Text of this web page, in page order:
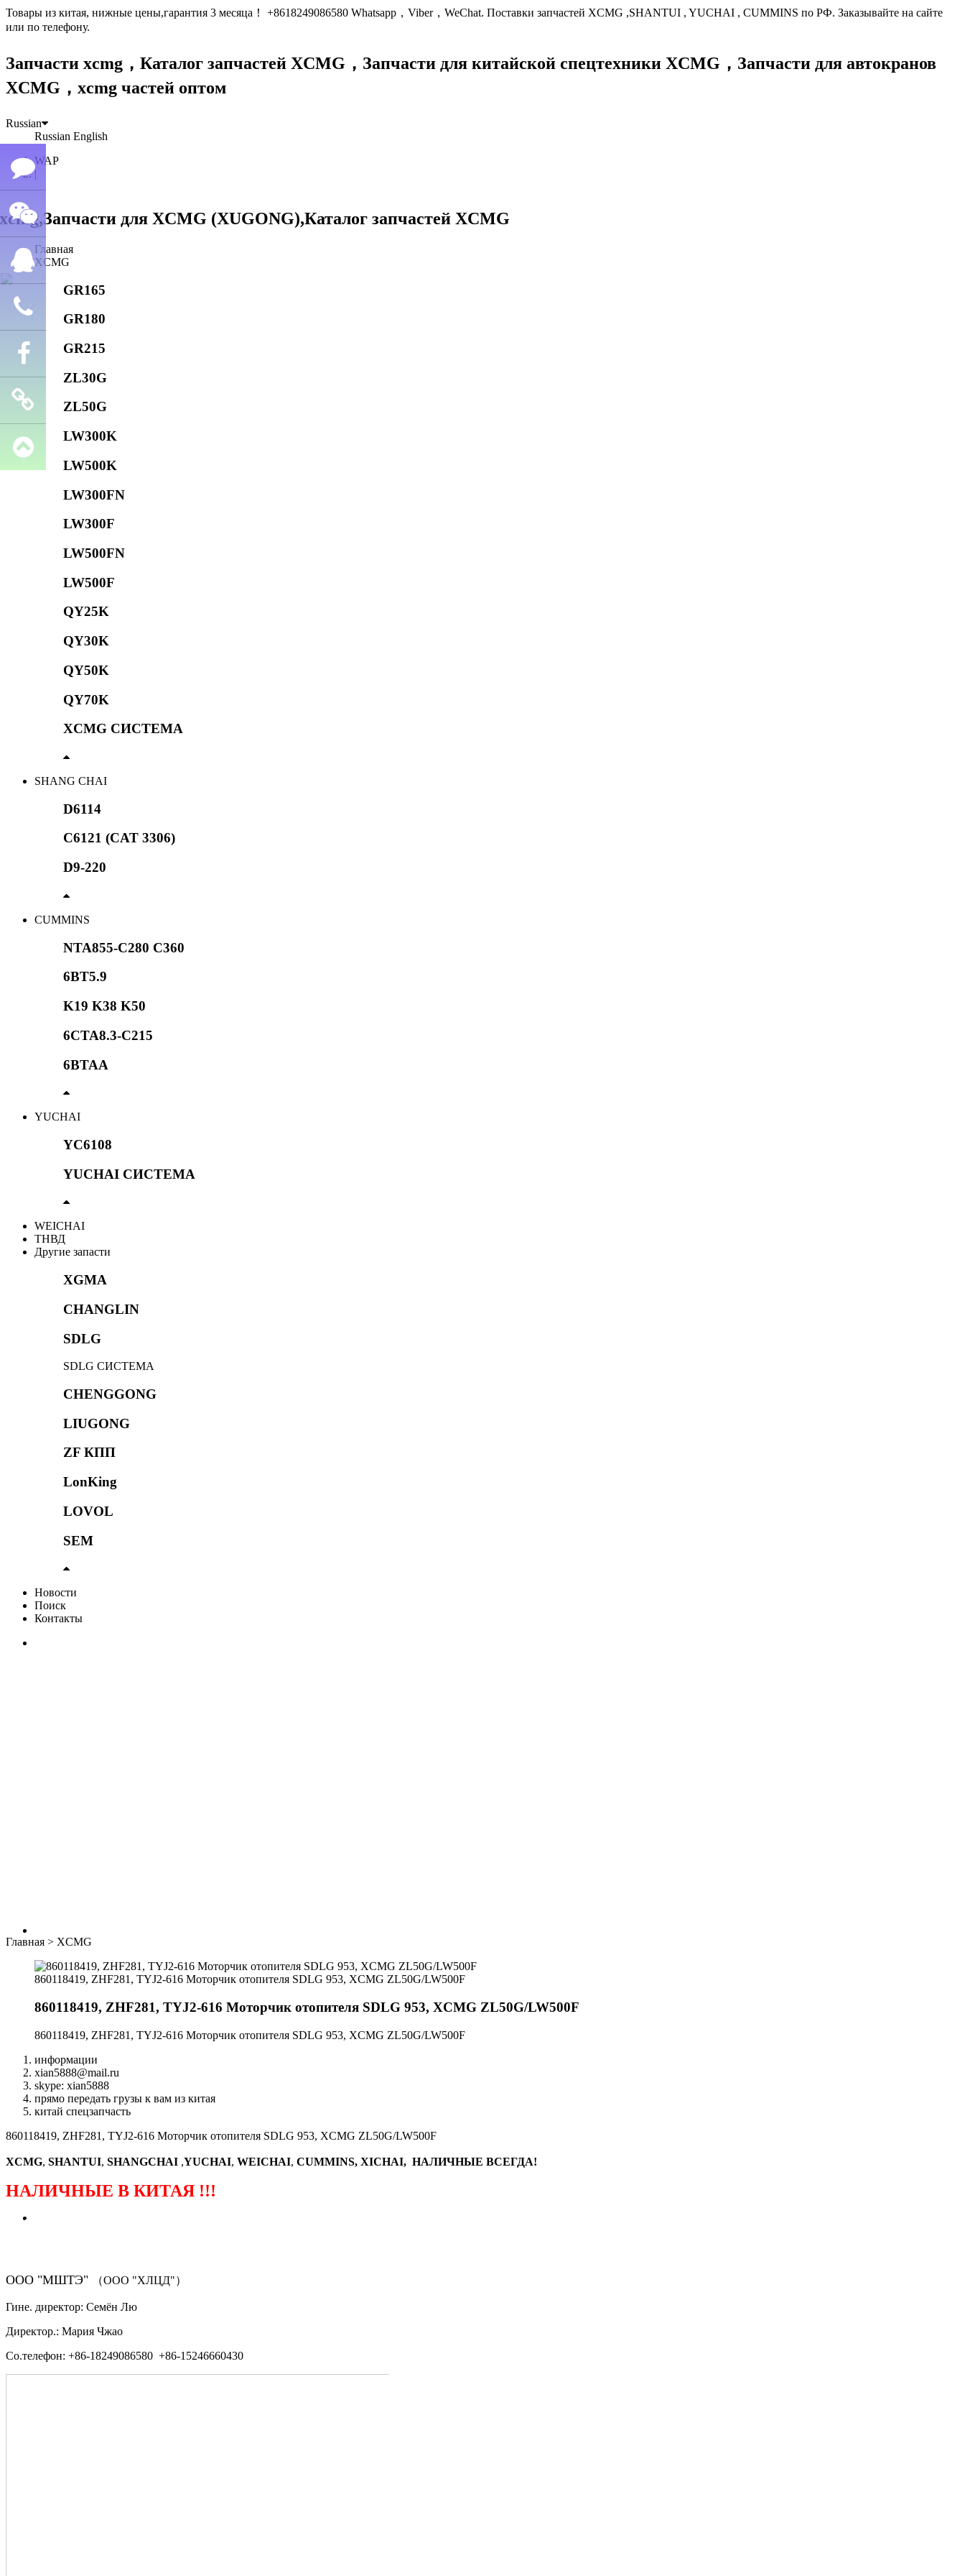
Товары из китая, нижные цены,гарантия 3 месяца！ +8618249086580 Whatsapp，Viber，WeChat. Поставки запчастей XCMG ,SHANTUI , YUCHAI , CUMMINS по РФ. Заказывайте на сайте
или по телефону.
Запчасти xcmg，Каталог запчастей XCMG， Запчасти для китайской спецтехники XCMG， Запчасти для автокранов
XCMG，xcmg частей оптом
Russian
Russian English
WAP
|
Главная
XCMG
GR165
GR180
GR215
ZL30G
ZL50G
LW300K
LW500K
LW300FN
LW300F
LW500FN
LW500F
QY25K
QY30K
QY50K
QY70K
XCMG СИСТЕМА
SHANG CHAI
D6114
C6121 (CAT 3306)
D9-220
CUMMINS
NTA855-C280 C360
6BT5.9
K19 K38 K50
6CTA8.3-C215
6BTAA
YUCHAI
YC6108
YUCHAI СИСТЕМА
WEICHAI
ТНВД
Другие запасти
XGMA
CHANGLIN
SDLG
SDLG СИСТЕМА
CHENGGONG
LIUGONG
ZF КПП
LonKing
LOVOL
SEM
Новости
Поиск
Контакты
Главная > XCMG
860118419, ZHF281, TYJ2-616 Моторчик отопителя SDLG 953, XCMG ZL50G/LW500F
860118419, ZHF281, TYJ2-616 Моторчик отопителя SDLG 953, XCMG ZL50G/LW500F
860118419, ZHF281, TYJ2-616 Моторчик отопителя SDLG 953, XCMG ZL50G/LW500F
информации
xian5888@mail.ru
skype: xian5888
прямо передать грузы к вам из китая
китай спецзапчасть
860118419, ZHF281, TYJ2-616 Моторчик отопителя SDLG 953, XCMG ZL50G/LW500F
XCMG, SHANTUI, SHANGCHAI ,YUCHAI, WEICHAI, CUMMINS, XICHAI, НАЛИЧНЫЕ ВСЕГДА!
НАЛИЧНЫЕ В КИТАЯ !!!
（ФОРМА ЗАКАЗА ЗАПЧАСТЕЙ)
ООО "МШТЭ" （ООО "ХЛЦД"）
Гине. директор: Семён Лю
Директор.: Мария Чжао
Со.телефон: +86-18249086580 +86-15246660430
Семён
лю
WeChat
QQ
Телефон
Facebook
Запчасти